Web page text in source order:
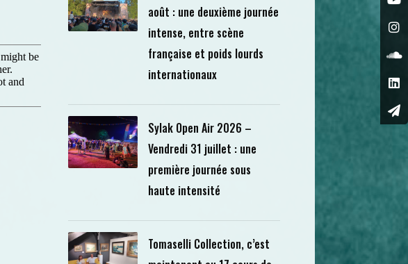
août : une deuxième journée
intense, entre scène
française et poids lourds
internationaux
Sylak Open Air 2026 –
Vendredi 31 juillet : une
première journée sous
haute intensité
Tomaselli Collection, c’est